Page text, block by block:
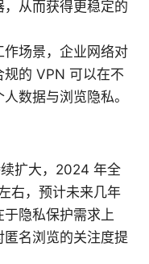
从而获得更稳定的
作场景，企业网络对
规的 VPN 可以在不
数据与浏览隐私。
扩大，2024 年全
右，预计未来几年
隐私保护需求上
名浏览的关注度提